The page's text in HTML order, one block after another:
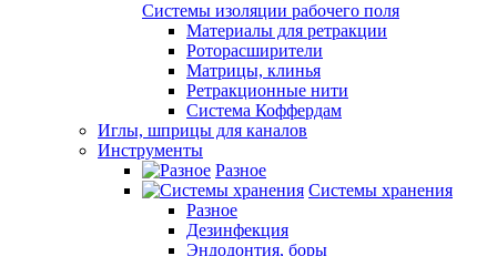
Системы изоляции рабочего поля
Материалы для ретракции
Роторасширители
Матрицы, клинья
Ретракционные нити
Система Коффердам
Иглы, шприцы для каналов
Инструменты
Разное
Системы хранения
Разное
Дезинфекция
Эндодонтия, боры